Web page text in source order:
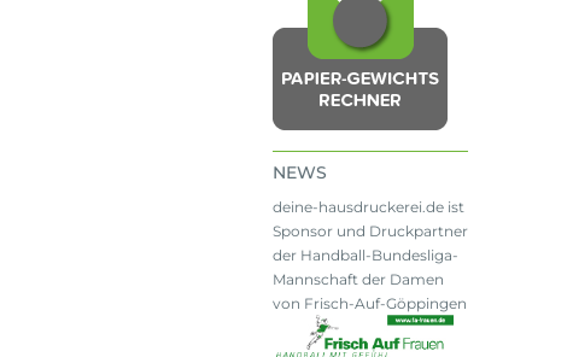
NEWS
deine-hausdruckerei.de ist
Sponsor und Druckpartner
der Handball-Bundesliga-
Mannschaft der Damen
von Frisch-Auf-Göppingen